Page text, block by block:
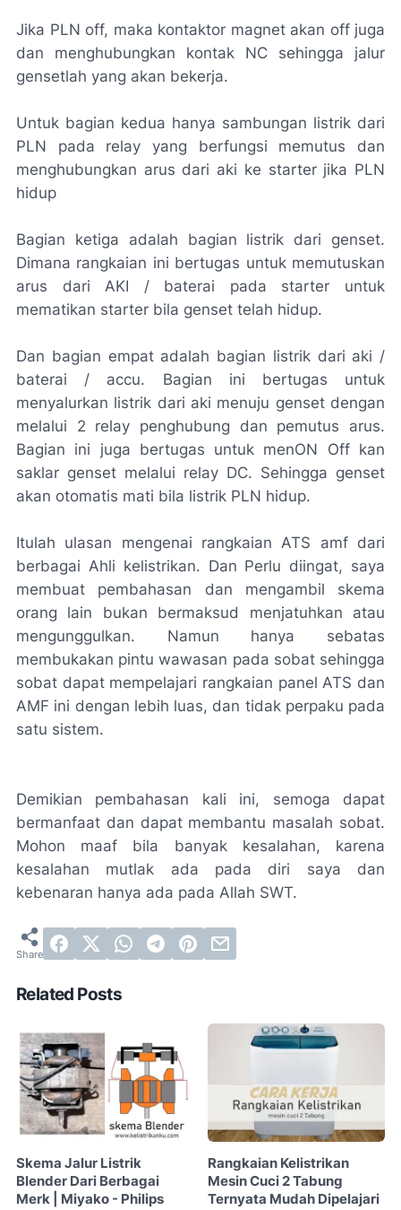
Jika PLN off, maka kontaktor magnet akan off juga
dan menghubungkan kontak NC sehingga jalur
gensetlah yang akan bekerja.
Untuk bagian kedua hanya sambungan listrik dari
PLN pada relay yang berfungsi memutus dan
menghubungkan arus dari aki ke starter jika PLN
hidup
Bagian ketiga adalah bagian listrik dari genset.
Dimana rangkaian ini bertugas untuk memutuskan
arus dari AKI / baterai pada starter untuk
mematikan starter bila genset telah hidup.
Dan bagian empat adalah bagian listrik dari aki /
baterai / accu. Bagian ini bertugas untuk
menyalurkan listrik dari aki menuju genset dengan
melalui 2 relay penghubung dan pemutus arus.
Bagian ini juga bertugas untuk menON Off kan
saklar genset melalui relay DC. Sehingga genset
akan otomatis mati bila listrik PLN hidup.
Itulah ulasan mengenai rangkaian ATS amf dari
berbagai Ahli kelistrikan. Dan Perlu diingat, saya
membuat pembahasan dan mengambil skema
orang lain bukan bermaksud menjatuhkan atau
mengunggulkan. Namun hanya sebatas
membukakan pintu wawasan pada sobat sehingga
sobat dapat mempelajari rangkaian panel ATS dan
AMF ini dengan lebih luas, dan tidak perpaku pada
satu sistem.
Demikian pembahasan kali ini, semoga dapat
bermanfaat dan dapat membantu masalah sobat.
Mohon maaf bila banyak kesalahan, karena
kesalahan mutlak ada pada diri saya dan
kebenaran hanya ada pada Allah SWT.
Related Posts
Skema Jalur Listrik
Blender Dari Berbagai
Merk | Miyako - Philips
Rangkaian Kelistrikan
Mesin Cuci 2 Tabung
Ternyata Mudah Dipelajari